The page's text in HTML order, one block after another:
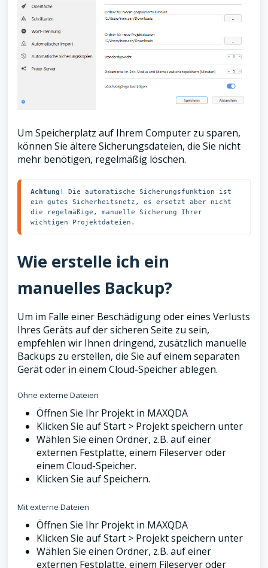
Um Speicherplatz auf Ihrem Computer zu sparen,
können Sie ältere Sicherungsdateien, die Sie nicht
mehr benötigen, regelmäßig löschen.
Achtung ! Die automatische Sicherungsfunktion ist
ein gutes Sicherheitsnetz, es ersetzt aber nicht
die regelmäßige, manuelle Sicherung Ihrer
wichtigen Projektdateien.
Wie erstelle ich ein
manuelles Backup?
Um im Falle einer Beschädigung oder eines Verlusts
Ihres Geräts auf der sicheren Seite zu sein,
empfehlen wir Ihnen dringend, zusätzlich manuelle
Backups zu erstellen, die Sie auf einem separaten
Gerät oder in einem Cloud-Speicher ablegen.
Ohne externe Dateien
Öffnen Sie Ihr Projekt in MAXQDA
Klicken Sie auf Start > Projekt speichern unter
Wählen Sie einen Ordner, z.B. auf einer
externen Festplatte, einem Fileserver oder
einem Cloud-Speicher.
Klicken Sie auf Speichern.
Mit externe Dateien
Öffnen Sie Ihr Projekt in MAXQDA
Klicken Sie auf Start > Projekt speichern unter
Wählen Sie einen Ordner, z.B. auf einer
externen Festplatte, einem Fileserver oder